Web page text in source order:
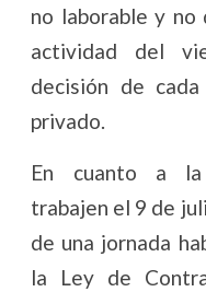
no laborable y no
actividad del
decisión de
privado.
En cuanto a la
trabajen el 9 de
de una jornada
la Ley de